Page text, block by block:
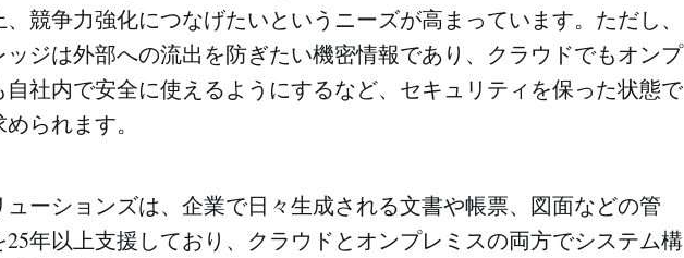
競争力強化につなげたいというニーズが高まっています。ただし、
ッジは外部への流出を防ぎたい機密情報であり、クラウドでもオンプ
自社内で安全に使えるようにするなど、セキュリティを保った状態で
られます。
ーションズは、企業で日々生成される文書や帳票、図面などの管
年以上支援しており、クラウドとオンプレミスの両方でシステム構